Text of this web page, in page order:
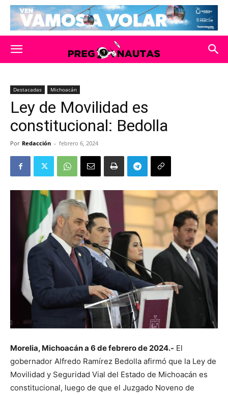
Destacadas Michoacán
Ley de Movilidad es
constitucional: Bedolla
Por Redacción - febrero 6, 2024
Morelia, Michoacán a 6 de febrero de 2024.- El
gobernador Alfredo Ramírez Bedolla afirmó que la Ley de
Movilidad y Seguridad Vial del Estado de Michoacán es
constitucional, luego de que el Juzgado Noveno de